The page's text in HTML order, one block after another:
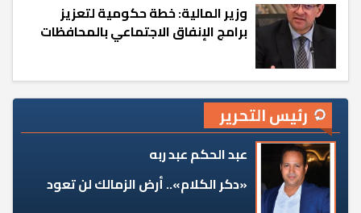
وزير المالية: خطة حكومية لتعزيز
برامج الإنفاق الاجتماعي بالمحافظات
رئيس التحرير
عبد الحكم عبد ربه
«دكر الكلام».. أرض الزمالك لن تعود